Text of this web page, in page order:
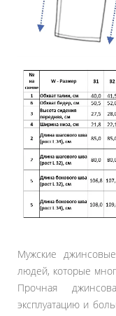
Мужские
людей, которые
Прочная
эксплуатацию и